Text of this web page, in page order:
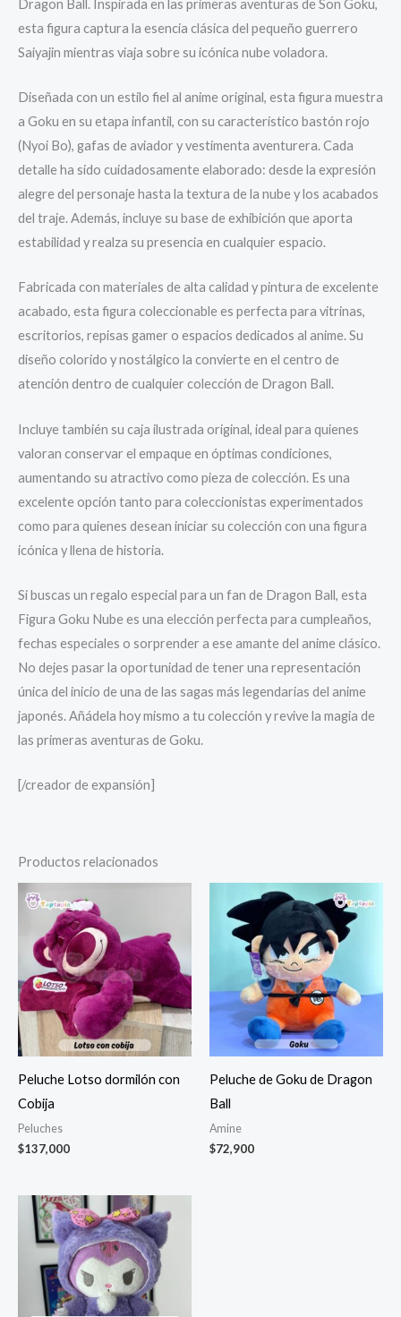
Dragon Ball . Inspirada en las primeras aventuras deSon Goku,
esta figura captura la esencia clásica del pequeño guerrero
Saiyajin mientras viaja sobre su icónica nube voladora.
Diseñada con un estilo fiel al anime original, esta figura muestra
a Goku en su etapa infantil, con su característico bastón rojo
(Nyoi Bo), gafas de aviador y vestimenta aventurera. Cada
detalle ha sido cuidadosamente elaborado: desde la expresión
alegre del personaje hasta la textura de la nube y los acabados
del traje. Además, incluye su base de exhibición que aporta
estabilidad y realza su presencia en cualquier espacio.
Fabricada con materiales de alta calidad y pintura de excelente
acabado, esta figura coleccionable es perfecta para vitrinas,
escritorios, repisas gamer o espacios dedicados al anime. Su
diseño colorido y nostálgico la convierte en el centro de
atención dentro de cualquier colección de Dragon Ball.
Incluye también su caja ilustrada original, ideal para quienes
valoran conservar el empaque en óptimas condiciones,
aumentando su atractivo como pieza de colección. Es una
excelente opción tanto para coleccionistas experimentados
como para quienes desean iniciar su colección con una figura
icónica y llena de historia.
Si buscas un regalo especial para un fan de Dragon Ball, esta
Figura Goku Nube es una elección perfecta para cumpleaños,
fechas especiales o sorprender a ese amante del anime clásico.
No dejes pasar la oportunidad de tener una representación
única del inicio de una de las sagas más legendarias del anime
japonés. Añádela hoy mismo a tu colección y revive la magia de
las primeras aventuras de Goku.
[/creador de expansión]
Productos relacionados
Peluche Lotso dormilón con
Cobija
Peluches
$137,000
Peluche de Goku de Dragon
Ball
Amine
$72,900